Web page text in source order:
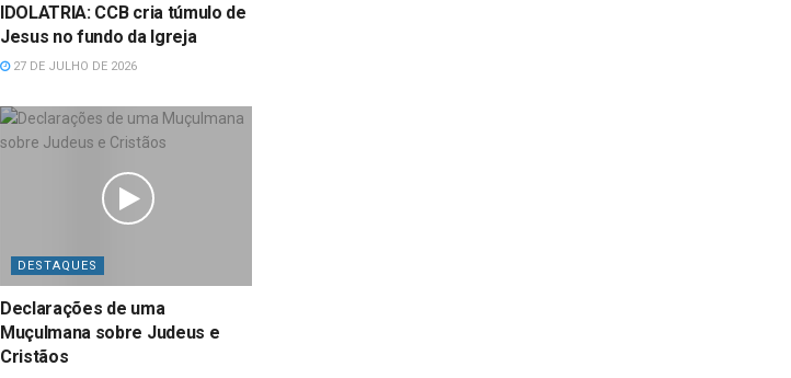
IDOLATRIA: CCB cria túmulo de
Jesus no fundo da Igreja
27 DE JULHO DE 2026
DESTAQUES
Declarações de uma
Muçulmana sobre Judeus e
Cristãos